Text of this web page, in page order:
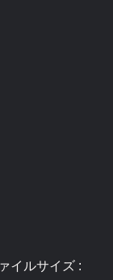
イルサイズ :